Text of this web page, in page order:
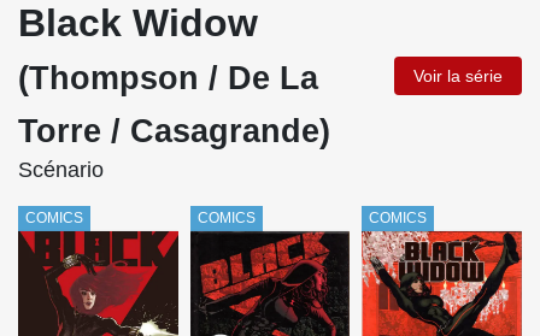
Black Widow
(Thompson / De La
Torre / Casagrande)
Voir la série
Scénario
COMICS COMICS COMICS